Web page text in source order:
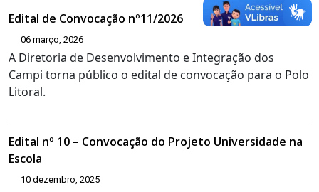
Edital de Convocação nº11/2026
06 março, 2026
A Diretoria de Desenvolvimento e Integração dos
Campi torna público o edital de convocação para o Polo
Litoral.
Edital nº 10 – Convocação do Projeto Universidade na
Escola
10 dezembro, 2025